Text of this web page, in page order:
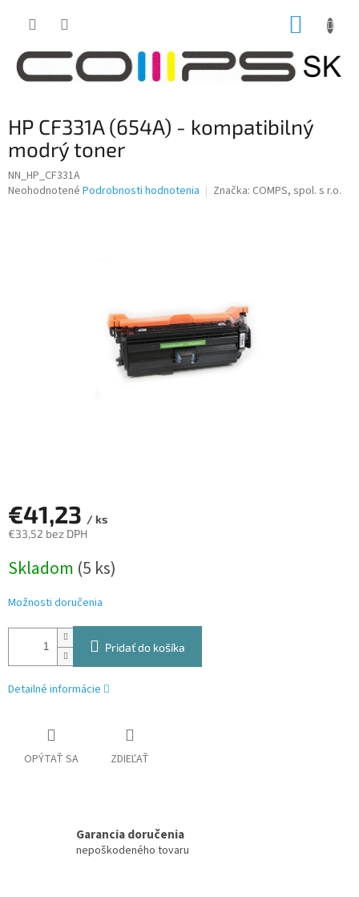
HP CF331A (654A) - kompatibilný
modrý toner
NN_HP_CF331A
Priemerné
Neohodnotené Podrobnosti hodnotenia Značka: COMPS, spol. s r.o.
€41,23 / ks
€33,52 bez DPH
cena:
Skladom (5 ks)
Možnosti doručenia
Pridať do košíka
Detailné informácie
OPÝTAŤ SA ZDIEĽAŤ
Garancia doručenia
nepoškodeného tovaru